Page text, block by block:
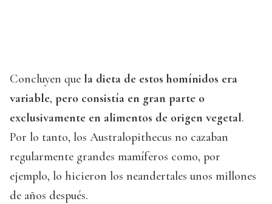
Concluyen que la dieta de estos homínidos era
variable, pero consistía en gran parte o
exclusivamente en alimentos de origen vegetal.
Por lo tanto, los Australopithecus no cazaban
regularmente grandes mamíferos como, por
ejemplo, lo hicieron los neandertales unos millones
de años después.